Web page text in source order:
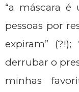
“a máscara é
pessoas por
expiram”
derrubar o
minhas